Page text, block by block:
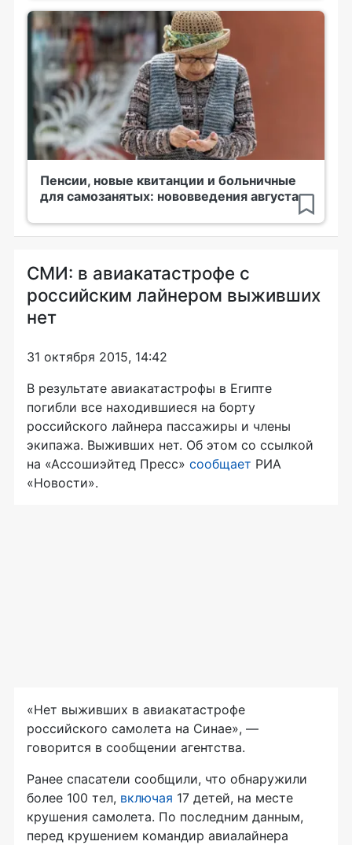
Пенсии, новые квитанции и больничные
для самозанятых: нововведения августа
СМИ: в авиакатастрофе с
российским лайнером выживших
нет
31 октября 2015, 14:42
В результате авиакатастрофы в Египте
погибли все находившиеся на борту
российского лайнера пассажиры и члены
экипажа. Выживших нет. Об этом со ссылкой
на «Ассошиэйтед Пресс» сообщает РИА
«Новости».
«Нет выживших в авиакатастрофе
российского самолета на Синае», —
говорится в сообщении агентства.
Ранее спасатели сообщили, что обнаружили
более 100 тел, включая 17 детей, на месте
крушения самолета. По последним данным,
перед крушением командир авиалайнера